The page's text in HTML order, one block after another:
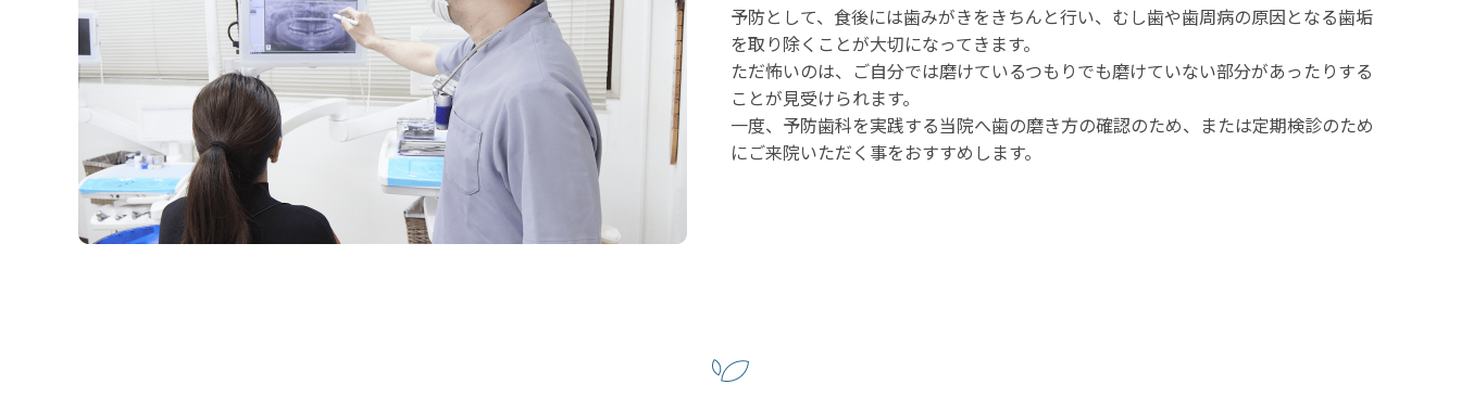
予防として、食後には歯みがきをきちんと行い、むし歯や歯周病の原因となる歯垢
を取り除くことが大切になってきます。
ただ怖いのは、ご自分では磨けているつもりでも磨けていない部分があったりする
ことが見受けられます。
一度、予防歯科を実践する当院へ歯の磨き方の確認のため、または定期検診のため
にご来院いただく事をおすすめします。